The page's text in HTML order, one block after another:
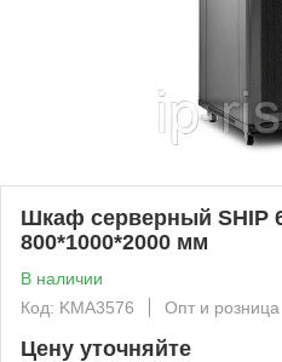
Шкаф серверный SHIP
800*1000*2000 мм
В наличии
Код: KMА3576
Опт и розница
Цену уточняйте